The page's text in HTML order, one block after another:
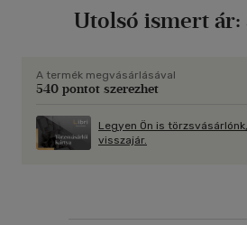
Utolsó ismert ár:
A termék megvásárlásával
540 pontot szerezhet
Legyen Ön is
visszajár.